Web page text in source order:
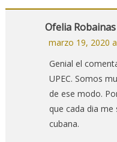
Ofelia
marzo 19, 2020
Genial el
UPEC. Somos
de ese modo.
que cada dia
cubana.